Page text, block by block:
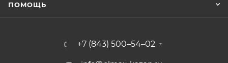
ПОМОЩЬ
+7 (843) 500–54–02